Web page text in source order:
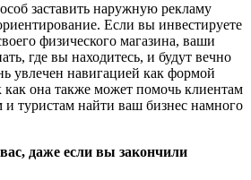
заставить наружную рекламу
Если вы инвестируете
физического магазина, ваши
где вы находитесь, и будут вечно
увлечен навигацией как формой
она также может помочь клиентам
и туристам найти ваш бизнес намного
даже если вы закончили